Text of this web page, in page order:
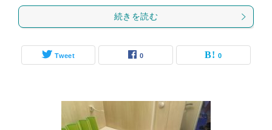
続きを読む
Tweet 0 0